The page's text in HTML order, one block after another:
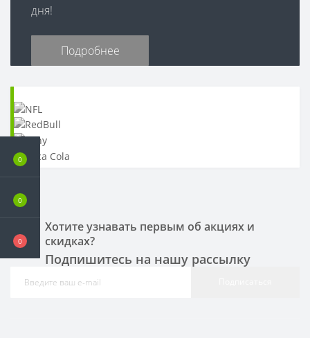
0
0
0
дня!
Подробнее
Хотите узнавать первым об акциях и
скидках?
Подпишитесь на нашу рассылку